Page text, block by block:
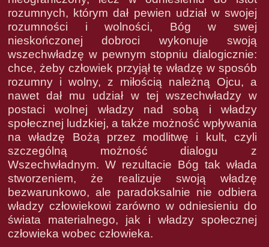
rozumnych, którym dał pewien udział w swojej
rozumności i wolności, Bóg w swej
nieskończonej dobroci wykonuje swoją
wszechwładzę w pewnym stopniu dialogicznie:
chce, żeby człowiek przyjął tę władzę w sposób
rozumny i wolny, z miłością należną Ojcu, a
nawet dał mu udział w tej wszechwładzy w
postaci wolnej władzy nad sobą i władzy
społecznej ludzkiej, a także możność wpływania
na władzę Bożą przez modlitwę i kult, czyli
szczególną możność dialogu z
Wszechwładnym. W rezultacie Bóg tak włada
stworzeniem, że realizuje swoją władzę
bezwarunkowo, ale paradoksalnie nie odbiera
władzy człowiekowi zarówno w odniesieniu do
świata materialnego, jak i władzy społecznej
człowieka wobec człowieka.